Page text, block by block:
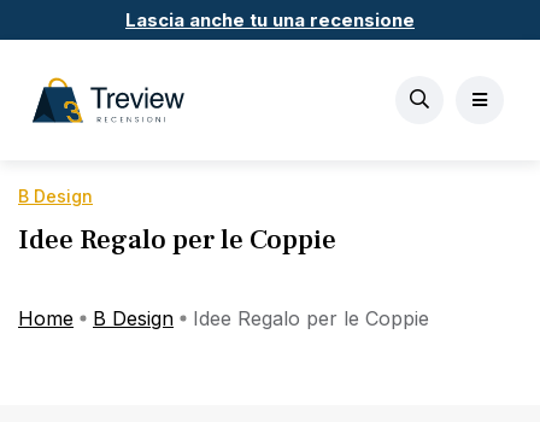
Lascia anche tu una recensione
B Design
Idee Regalo per le Coppie
Home B Design Idee Regalo per le Coppie